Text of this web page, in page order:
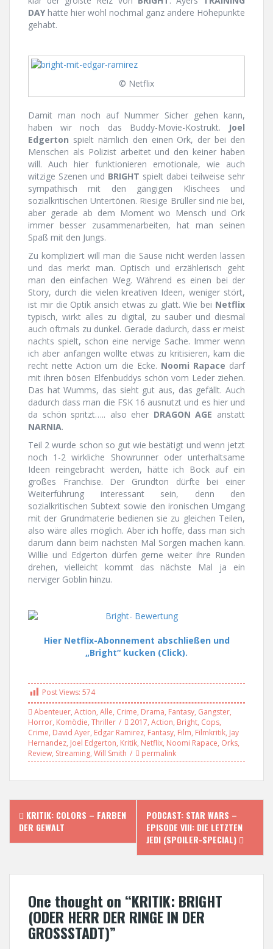
DAY hätte hier wohl nochmal ganz andere Höhepunkte
gehabt.
© Netflix
Damit man noch auf Nummer Sicher gehen kann,
haben wir noch das Buddy-Movie-Kostrukt.
Joel
Edgerton spielt nämlich den einen Ork, der bei den
Menschen als Polizist arbeitet und den keiner haben
will. Auch hier funktionieren emotionale, wie auch
witzige Szenen und BRIGHT spielt dabei teilweise sehr
sympathisch mit den gängigen Klischees und
sozialkritischen Untertönen. Riesige Brüller sind nie bei,
aber gerade ab dem Moment wo Mensch und Ork
immer besser zusammenarbeiten, hat man seinen
Spaß mit den Jungs.
Zu kompliziert will man die Sause nicht werden lassen
und das merkt man. Optisch und erzählerisch geht
man den einfachen Weg. Während es einen bei der
Story, durch die vielen kreativen Ideen, weniger stört,
ist mir die Optik ansich etwas zu glatt. Wie bei Netflix
typisch, wirkt alles zu digital, zu sauber und diesmal
auch oftmals zu dunkel. Gerade dadurch, dass er meist
nachts spielt, schon eine nervige Sache. Immer wenn
ich aber anfangen wollte etwas zu kritisieren, kam die
recht nette Action um die Ecke. Noomi Rapace darf
mit ihren bösen Elfenbuddys schön vom Leder ziehen.
Das hat Wumms, das sieht gut aus, das gefällt. Auch
dadurch dass man die FSK 16 ausnutzt und es hier und
da schön spritzt….. also eher DRAGON AGE anstatt
NARNIA.
Teil 2 wurde schon so gut wie bestätigt und wenn jetzt
noch 1-2 wirkliche Showrunner oder unterhaltsame
Ideen reingebracht werden, hätte ich Bock auf ein
großes Franchise. Der Grundton dürfte bei einer
Weiterführung interessant sein, denn den
sozialkritischen Subtext sowie den ironischen Umgang
mit der Grundmaterie bedienen sie zu gleichen Teilen,
also wäre alles möglich. Aber ich hoffe, dass man sich
darum dann beim nächsten Mal Sorgen machen kann.
Willie und Edgerton dürfen gerne weiter ihre Runden
drehen, vielleicht kommt das nächste Mal ja ein
nerviger Goblin hinzu.
Hier Netflix-Abonnement abschließen und
„Bright“ kucken (Click).
Post Views: 574
Abenteuer, Action, Alle, Crime, Drama, Fantasy, Gangster,
Horror, Komödie, Thriller 2017, Action, Bright, Cops,
Crime, David Ayer, Edgar Ramirez, Fantasy, Film, Filmkritik, Jay
Hernandez, Joel Edgerton, Kritik, Netflix, Noomi Rapace, Orks,
Review, Streaming, Will Smith permalink
P
o
s
KRITIK: COLORS – FARBEN
DER GEWALT
PODCAST: STAR WARS –
EPISODE VIII: DIE LETZTEN
JEDI (SPOILER-SPECIAL)
One thought on “KRITIK: BRIGHT
(ODER HERR DER RINGE IN DER
GROSSSTADT)”